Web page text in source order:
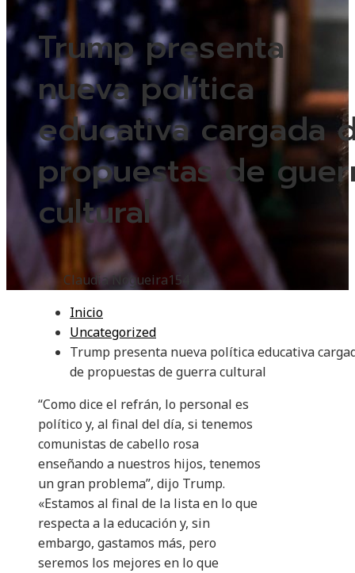
Trump presenta
nueva política
educativa cargada
propuestas de
cultural
Claudia Nogueira154
Inicio
Uncategorized
Trump presenta nueva política educativa
de propuestas de guerra cultural
“Como dice el refrán, lo personal es
político y, al final del día, si tenemos
comunistas de cabello rosa
enseñando a nuestros hijos, tenemos
un gran problema”, dijo Trump.
«Estamos al final de la lista en lo que
respecta a la educación y, sin
embargo, gastamos más, pero
seremos los mejores en lo que